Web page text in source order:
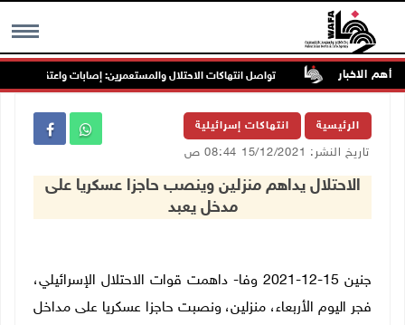
MENU أهم الاخبار
جنين تواصل انتهاكات الاحتلال والمستعمرين: إصابات واعتقالات
الرئيسية انتهاكات إسرائيلية
تاريخ النشر: 15/12/2021 08:44 ص
الاحتلال يداهم منزلين وينصب حاجزا عسكريا على
مدخل يعبد
جنين 15-12-2021 وفا- داهمت قوات الاحتلال الإسرائيلي،
فجر اليوم الأربعاء، منزلين، ونصبت حاجزا عسكريا على مداخل